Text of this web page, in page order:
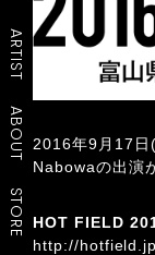
ARTIST
ABOUT
STORE
2016年9月17
Nabowaの出演
HOT FIELD
http://